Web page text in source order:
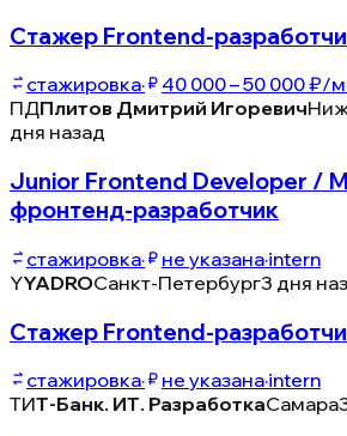
Стажер Frontend-
стажировка· 40 000 – 50 000 ₽/
ПДПлитов Дмитрий Игоревич
дня назад
Junior Frontend Developer /
фронтенд-разработчик
стажировка· не указана·intern
YYADROСанкт-Петербург3 дня
Стажер Frontend-
стажировка· не указана·intern
ТИТ-Банк. ИТ. РазработкаСамара